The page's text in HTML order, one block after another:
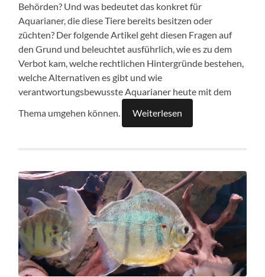
Behörden? Und was bedeutet das konkret für
Aquarianer, die diese Tiere bereits besitzen oder
züchten? Der folgende Artikel geht diesen Fragen auf
den Grund und beleuchtet ausführlich, wie es zu dem
Verbot kam, welche rechtlichen Hintergründe bestehen,
welche Alternativen es gibt und wie
verantwortungsbewusste Aquarianer heute mit dem
Thema umgehen können.
Weiterlesen